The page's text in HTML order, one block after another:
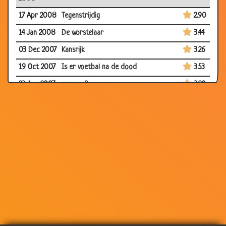
17 Apr 2008 Tegenstrijdig
2.90
14 Jan 2008
De worstelaar
3.44
03 Dec 2007
Kansrijk
3.26
19 Oct 2007
Is er voetbal na de dood
3.53
23 Aug 2007
waarom?
3.20